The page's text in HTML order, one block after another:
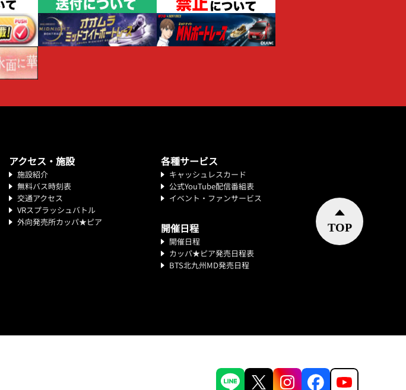
アクセス・施設
施設紹介
無料バス時刻表
交通アクセス
VRスプラッシュバトル
外向発売所カッパ★ピア
各種サービス
キャッシュレスカード
公式YouTube配信番組表
イベント・ファンサービス
開催日程
開催日程
カッパ★ピア発売日程表
BTS北九州MD発売日程